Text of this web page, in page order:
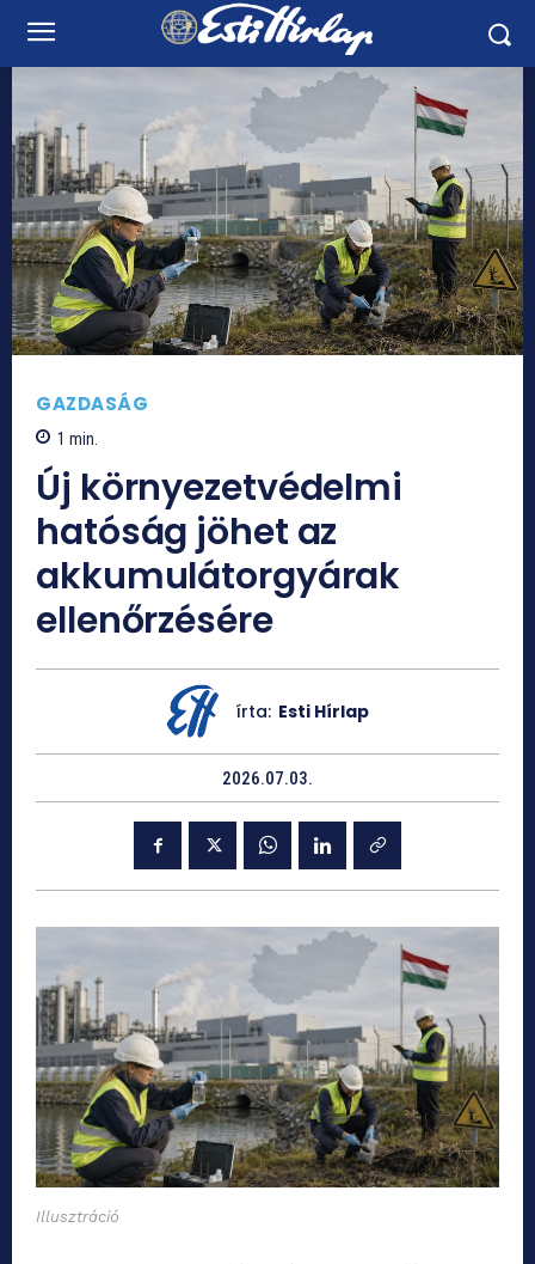
GAZDASÁG
1 min.
Új környezetvédelmi
hatóság jöhet az
akkumulátorgyárak
ellenőrzésére
írta: Esti Hírlap
2026.07.03.
Illusztráció